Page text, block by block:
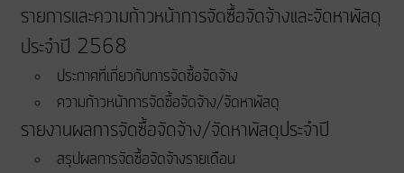
รายการและความก้าวหน้าการจัดซื้อจัดจ้างและจัดหาพัสดุ
ประจำปี 2568
ประกาศที่เกี่ยวกับการจัดซื้อจัดจ้าง
ความก้าวหน้าการจัดซื้อจัดจ้าง/จัดหาพัสดุ
รายงานผลการจัดซื้อจัดจ้าง/จัดหาพัสดุประจำปี
สรุปผลการจัดซื้อจัดจ้างรายเดือน